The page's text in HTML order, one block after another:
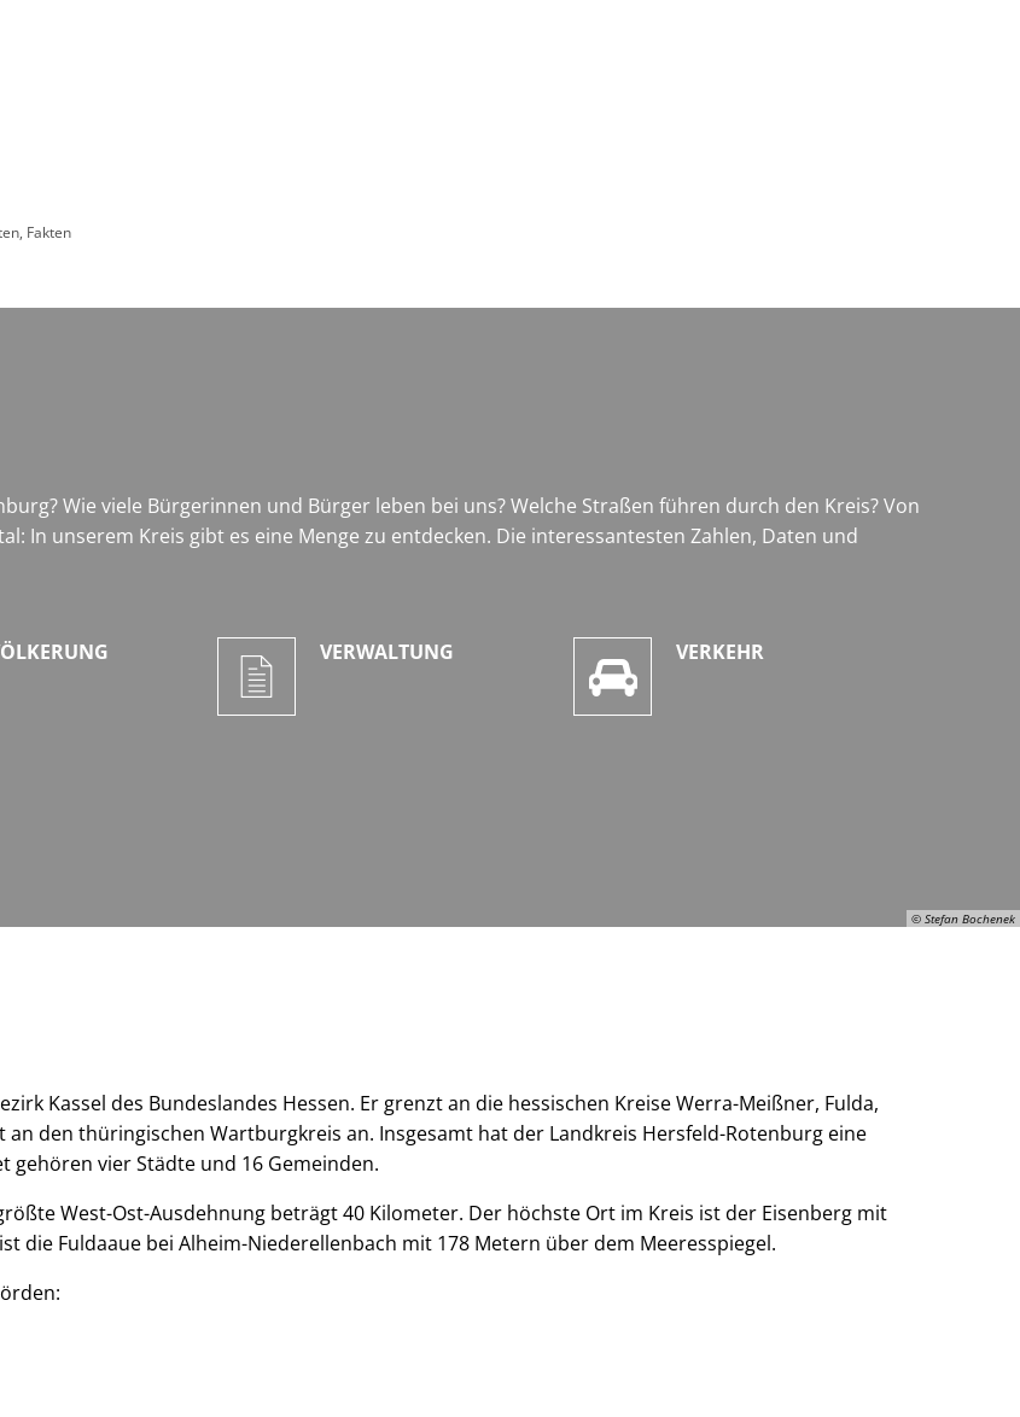
Fakten
© Stefan Bochenek
Wie viele Bürgerinnen und Bürger leben bei uns? Welche Straßen führen durch den Kreis? Von
In unserem Kreis gibt es eine Menge zu entdecken. Die interessantesten Zahlen, Daten und
VERWALTUNG VERKEHR
Kassel des Bundeslandes Hessen. Er grenzt an die hessischen Kreise Werra-Meißner, Fulda,
den thüringischen Wartburgkreis an. Insgesamt hat der Landkreis Hersfeld-Rotenburg eine
gehören vier Städte und 16 Gemeinden.
West-Ost-Ausdehnung beträgt 40 Kilometer. Der höchste Ort im Kreis ist der Eisenberg mit
die Fuldaaue bei Alheim-Niederellenbach mit 178 Metern über dem Meeresspiegel.